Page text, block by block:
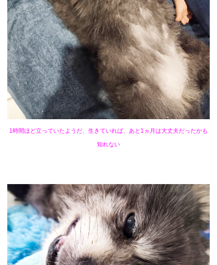
1時間ほど立っていたようだ、生きていれば、あと1ヵ月は大丈夫だったかも
知れない